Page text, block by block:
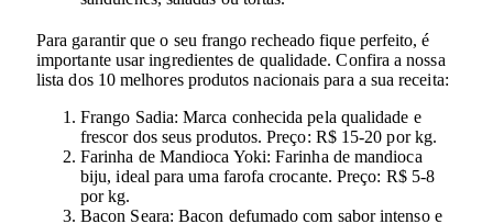
Para garantir que o seu frango recheado fique perfeito, é
importante usar ingredientes de qualidade. Confira a nossa
lista dos 10 melhores produtos nacionais para a sua receita:
Frango Sadia: Marca conhecida pela qualidade e
frescor dos seus produtos. Preço: R$ 15-20 por kg.
Farinha de Mandioca Yoki: Farinha de mandioca
biju, ideal para uma farofa crocante. Preço: R$ 5-8
por kg.
Bacon Seara: Bacon defumado com sabor intenso e